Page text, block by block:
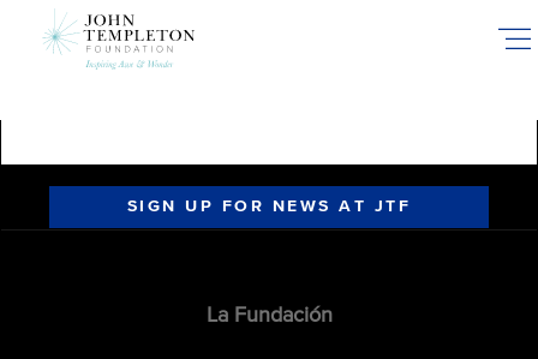
SIGN UP FOR NEWS AT JTF
La Fundación